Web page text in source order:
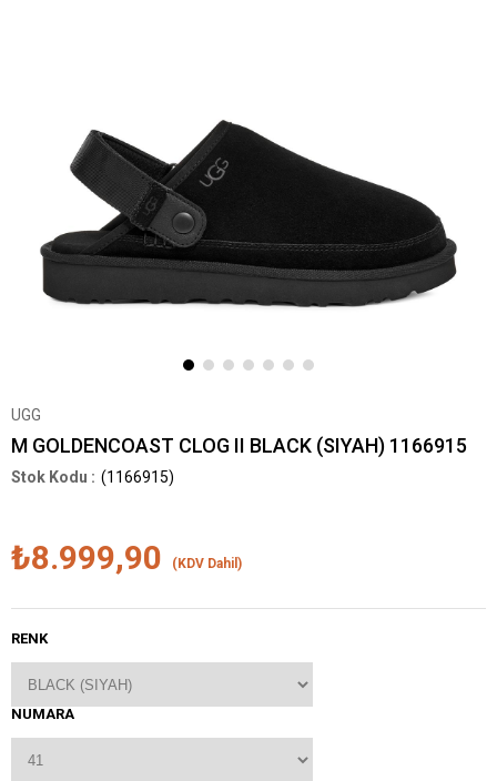
UGG
M GOLDENCOAST CLOG II BLACK (SIYAH) 1166915
(1166915)
₺8.999,90 (KDV Dahil)
RENK
NUMARA